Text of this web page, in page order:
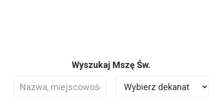
Wyszukaj Mszę Św.